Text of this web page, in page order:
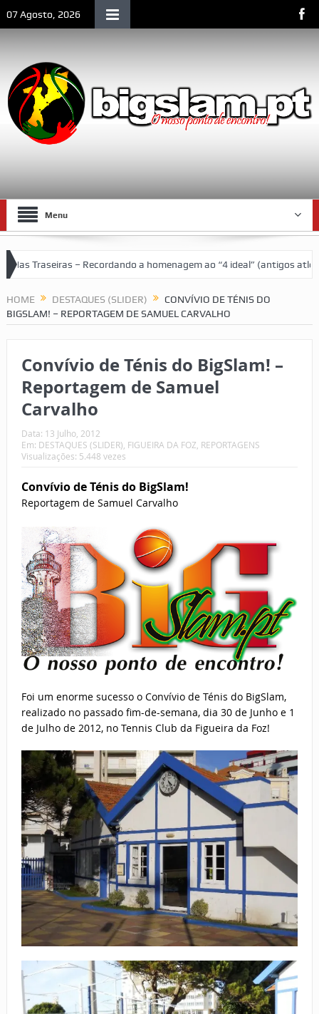
07 Agosto, 2026
Menu
ao “4 ideal” (antigos atletas “moçambicanos” do GCF da
HOME DESTAQUES (SLIDER)
CONVÍVIO DE TÉNIS DO
BIGSLAM! – REPORTAGEM DE SAMUEL CARVALHO
Convívio de Ténis do BigSlam! –
Reportagem de Samuel
Carvalho
Data: 13 Julho, 2012
Em: DESTAQUES (SLIDER) FIGUEIRA DA FOZ REPORTAGENS
Visualizações: 5.448 vezes
Convívio de Ténis do BigSlam!
Reportagem de Samuel Carvalho
Foi um enorme sucesso o Convívio de Ténis do BigSlam,
realizado no passado fim-de-semana, dia 30 de Junho e 1
de Julho de 2012, no Tennis Club da Figueira da Foz!